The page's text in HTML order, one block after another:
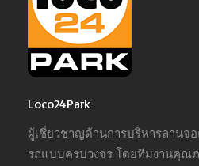
Loco24Park
ผู้เชี่ยวชาญด้านการบริหารลานจ
รถแบบครบวงจร โดยทีมงานคุณ